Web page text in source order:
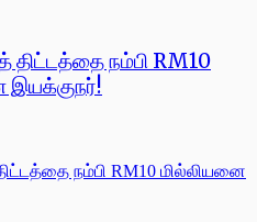
திட்டத்தை நம்பி RM10
இயக்குநர்!